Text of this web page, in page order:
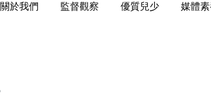
關於我們 監督觀察 優質兒少 媒體